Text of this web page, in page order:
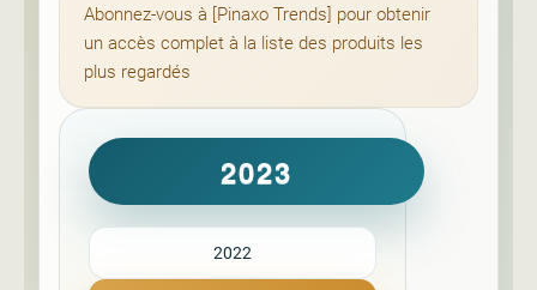
Abonnez-vous à [Pinaxo Trends] pour obtenir
un accès complet à la liste des produits les
plus regardés
2023
2022